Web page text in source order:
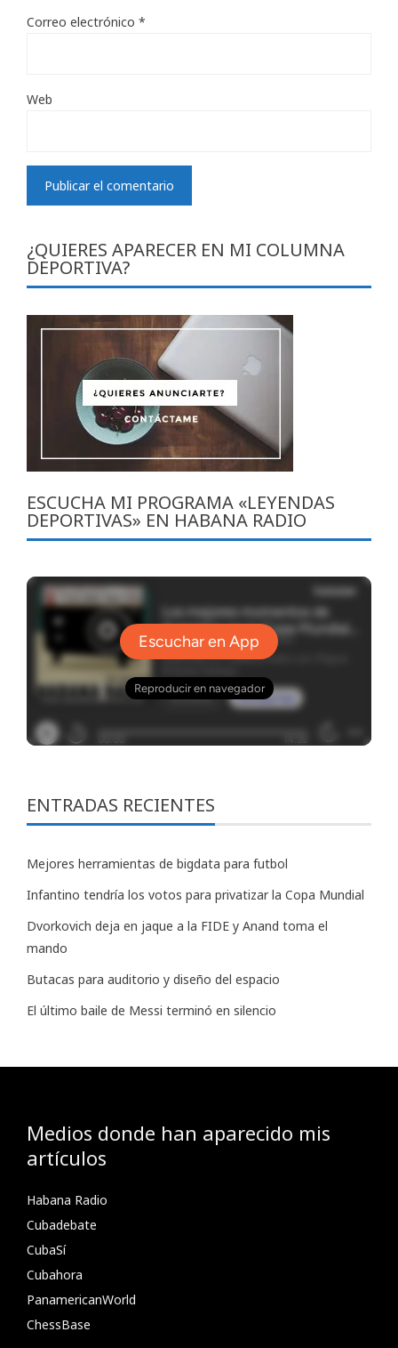
Correo electrónico *
Web
¿QUIERES APARECER EN MI COLUMNA
DEPORTIVA?
ESCUCHA MI PROGRAMA «LEYENDAS
DEPORTIVAS» EN HABANA RADIO
ENTRADAS RECIENTES
Mejores herramientas de bigdata para futbol
Infantino tendría los votos para privatizar la Copa Mundial
Dvorkovich deja en jaque a la FIDE y Anand toma el
mando
Butacas para auditorio y diseño del espacio
El último baile de Messi terminó en silencio
Medios donde han aparecido mis
artículos
Habana Radio
Cubadebate
CubaSí
Cubahora
PanamericanWorld
ChessBase